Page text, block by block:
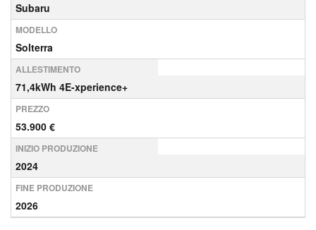
Subaru
MODELLO
Solterra
ALLESTIMENTO
71,4kWh 4E-xperience+
PREZZO
53.900 €
INIZIO PRODUZIONE
2024
FINE PRODUZIONE
2026